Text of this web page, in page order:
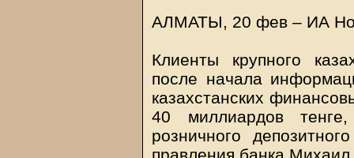
АЛМАТЫ, 20 фев – ИА
Клиенты крупного
после начала
казахстанских
40 миллиардов
розничного